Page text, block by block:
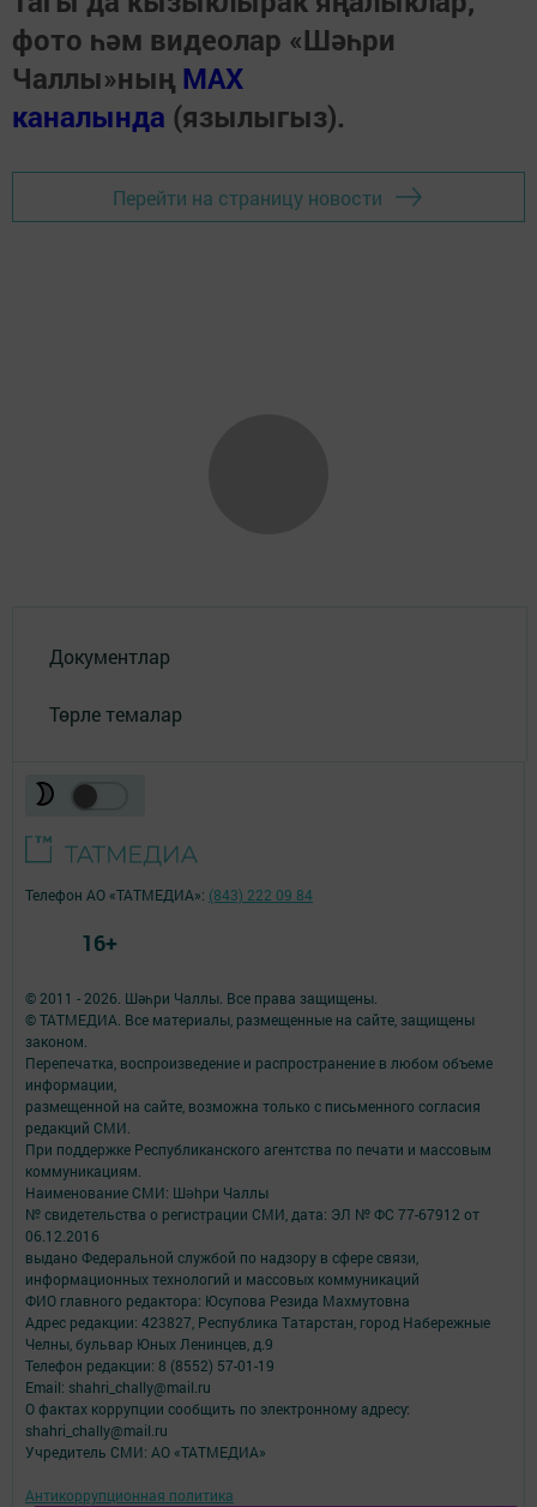
фото һәм видеолар «Шәһри
Чаллы»ның MAX
каналында (язылыгыз).
Перейти на страницу новости
Документлар
Төрле темалар
© 2011 - 2026. Шәһри Чаллы. Все права защищены.
© ТАТМЕДИА. Все материалы, размещенные на сайте, защищены
законом.
Перепечатка, воспроизведение и распространение в любом объеме
информации,
размещенной на сайте, возможна только с письменного согласия
редакций СМИ.
При поддержке Республиканского агентства по печати и массовым
коммуникациям.
Наименование СМИ: Шəhри Чаллы
№ свидетельства о регистрации СМИ, дата: ЭЛ № ФС 77-67912 от
06.12.2016
выдано Федеральной службой по надзору в сфере связи,
информационных технологий и массовых коммуникаций
ФИО главного редактора: Юсупова Резида Махмутовна
Адрес редакции: 423827, Республика Татарстан, город Набережные
Челны, бульвар Юных Ленинцев, д.9
Телефон редакции: 8 (8552) 57-01-19
Email: shahri_chally@mail.ru
О фактах коррупции сообщить по электронному адресу:
shahri_chally@mail.ru
Учредитель СМИ: АО «ТАТМЕДИА»
Антикоррупционная политика
Телефон АО «ТАТМЕДИА»: (843) 222 09 84
16+